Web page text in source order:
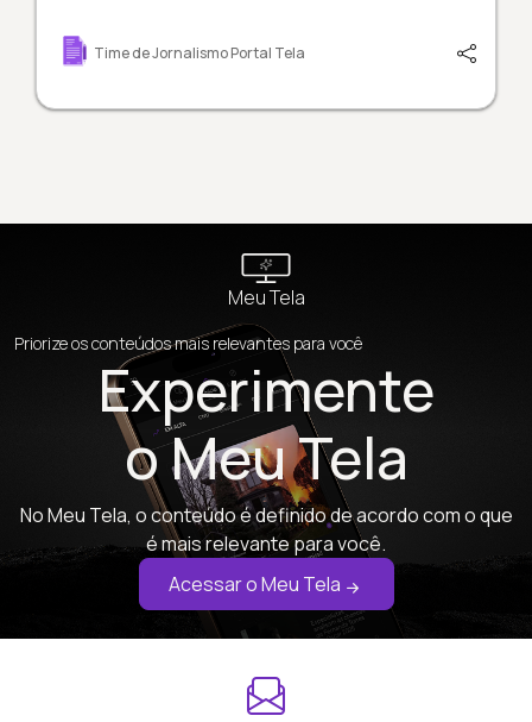
Time de Jornalismo Portal Tela
Meu Tela
Priorize os conteúdos mais relevantes para você
Experimente
o Meu Tela
No Meu Tela, o conteúdo é definido de acordo com o que
é mais relevante para você.
Acessar o Meu Tela